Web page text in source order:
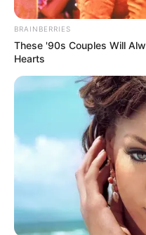
ΔΗΜΟΦΙΛΗ ΑΡΘΡΑ
BRAINBERRIES
These '90s Couples Will
Hearts